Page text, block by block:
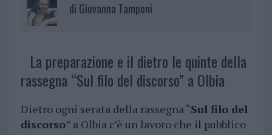
di Giovanna Tamponi
La preparazione e il dietro le quinte della
rassegna “Sul filo del discorso” a Olbia
Dietro ogni serata della rassegna “Sul filo del
discorso” a Olbia c’è un lavoro che il pubblico